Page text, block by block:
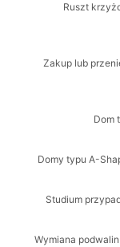
Ruszt
Zakup lub
Dom
Domy typu A-
Studium
Wymiana